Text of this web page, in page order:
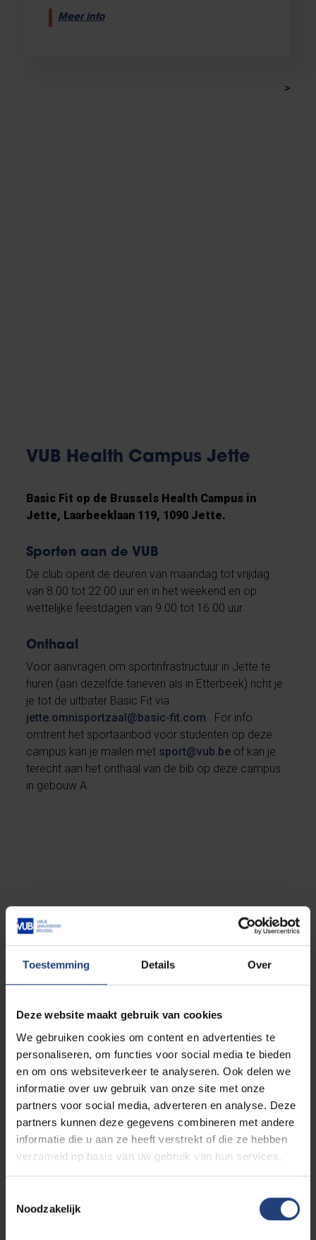
Toestemming Details Over
Deze website maakt gebruik van cookies
We gebruiken cookies om content en advertenties te
personaliseren, om functies voor social media te bieden
en om ons websiteverkeer te analyseren. Ook delen we
informatie over uw gebruik van onze site met onze
partners voor social media, adverteren en analyse. Deze
partners kunnen deze gegevens combineren met andere
informatie die u aan ze heeft verstrekt of die ze hebben
verzameld op basis van uw gebruik van hun services.
Noodzakelijk
Meer info
>
VUB Health Campus Jette
Basic Fit op de Brussels Health Campus in
Jette, Laarbeeklaan 119, 1090 Jette.
Sporten aan de VUB
De club opent de deuren van maandag tot vrijdag
van 8.00 tot 22.00 uur en in het weekend en op
wettelijke feestdagen van 9.00 tot 16.00 uur.
Onthaal
Voor aanvragen om sportinfrastructuur in Jette te
huren (aan dezelfde tarieven als in Etterbeek) richt je
je tot de uitbater Basic Fit via
jette.omnisportzaal@basic-fit.com. For info
omtrent het sportaanbod voor studenten op deze
campus kan je mailen met sport@vub.be of kan je
terecht aan het onthaal van de bib op deze campus
in gebouw A.